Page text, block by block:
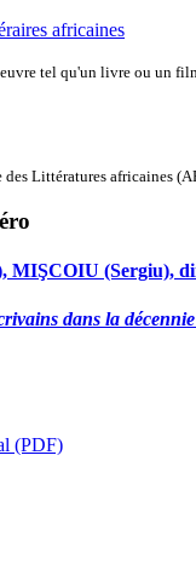
africaines
tel qu'un livre ou un
Littératures africaines
MIŞCOIU (Sergiu),
dans la
(PDF)